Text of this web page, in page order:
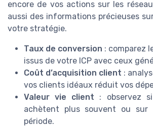
encore de vos actions sur les
aussi des informations précieuses
votre stratégie.
Taux de conversion : comparez
issus de votre ICP avec ceux
Coût d’acquisition client :
vos clients idéaux réduit vos
Valeur vie client : observez
achètent plus souvent ou sur
période.